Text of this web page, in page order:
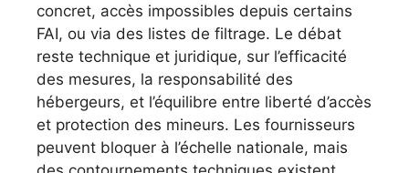
concret, accès impossibles depuis certains
FAI, ou via des listes de filtrage. Le débat
reste technique et juridique, sur l’efficacité
des mesures, la responsabilité des
hébergeurs, et l’équilibre entre liberté d’accès
et protection des mineurs. Les fournisseurs
peuvent bloquer à l’échelle nationale, mais